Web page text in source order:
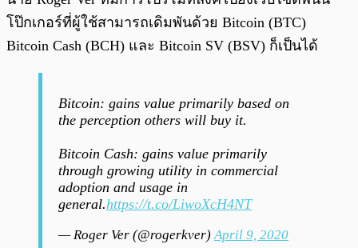
โป๊กเกอร์ที่ผู้ใช้สามารถเดิมพันด้วย Bitcoin (BTC)
Bitcoin Cash (BCH) และ Bitcoin SV (BSV) ก็เป็นได้
Bitcoin: gains value primarily based on
the perception others will buy it.
Bitcoin Cash: gains value primarily
through growing utility in commercial
adoption and usage in
general.https://t.co/LiwoXcH4NT
— Roger Ver (@rogerkver)April 9, 2020